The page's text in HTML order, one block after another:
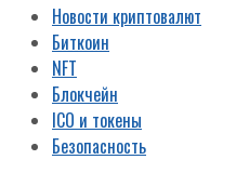
Новости криптовалют
Биткоин
NFT
Блокчейн
ICO и токены
Безопасность